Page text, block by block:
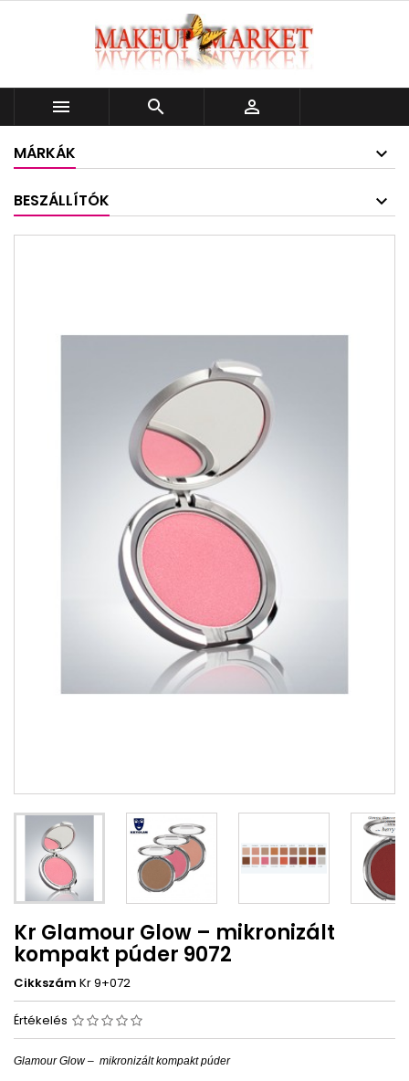
  
MÁRKÁK
BESZÁLLÍTÓK
Kr Glamour Glow – mikronizált
kompakt púder 9072
Cikkszám Kr 9+072
Értékelés
Glamour Glow – mikronizált kompakt púder